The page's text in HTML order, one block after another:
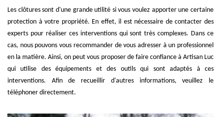
Les clôtures sont d'une grande utilité si vous voulez apporter une certaine
protection à votre propriété. En effet, il est nécessaire de contacter des
experts pour réaliser ces interventions qui sont très complexes. Dans ce
cas, nous pouvons vous recommander de vous adresser à un professionnel
en la matière. Ainsi, on peut vous proposer de faire confiance à Artisan Luc
qui utilise des équipements et des outils qui sont adaptés à ces
interventions. Afin de recueillir d'autres informations, veuillez le
téléphoner directement.